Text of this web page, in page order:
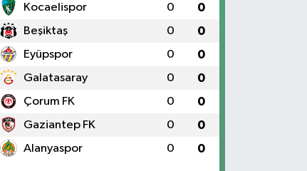
Kocaelispor 0 0
Beşiktaş 0 0
Eyüpspor 0 0
Galatasaray 0 0
Çorum FK 0 0
Gaziantep FK 0 0
Alanyaspor 0 0